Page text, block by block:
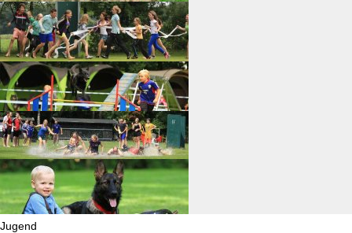
Jugend